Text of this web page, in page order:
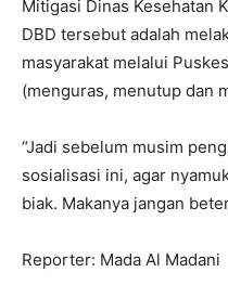
Mitigasi Dinas Kesehatan
DBD tersebut adalah
masyarakat melalui
(menguras, menutup dan
“Jadi sebelum musim
sosialisasi ini, agar
biak. Makanya jangan
Reporter: Mada Al Madani